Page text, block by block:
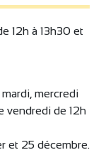
12h à 13h30 et
mercredi
vendredi de 12h
et 25 décembre.